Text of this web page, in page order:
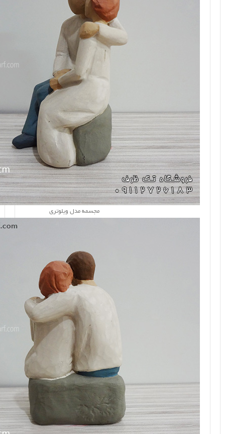
مجسمه مدل ویلوتری